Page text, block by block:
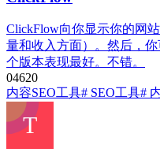
ClickFlow向你显示你的网
量和收入方面）。然后，
个版本表现最好。不错。
04620
内容SEO工具# SEO工具#